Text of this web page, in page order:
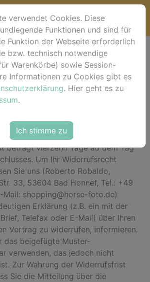
***
binnen vierzehn Tagen ohne
diesen Vertrag zu widerrufen.
beträgt vierzehn Tage ab dem Tag
Um Ihr Widerrufsrecht
Sie uns (Roberto Robaldo,
33, 53604 Bad Honnef, Tel.: +49
shopping@horse-foto.de)
Erklärung (z.B. ein mit der
Telefax oder E-Mail) über Ihren
Vertrag zu widerrufen, informieren.
das beigefügte Muster-
verwenden, das jedoch nicht
Zur Wahrung der Widerrufsfrist
Sie die Mitteilung über die
verwendet Cookies. Diese
Funktionen und sind für
Funktion der Webseite erforderlich
bzw. technisch notwendige
Warenkörbe) sowie Session-
Informationen zu Cookies gibt es
. Hier geht es zu
.
Ich stimme zu